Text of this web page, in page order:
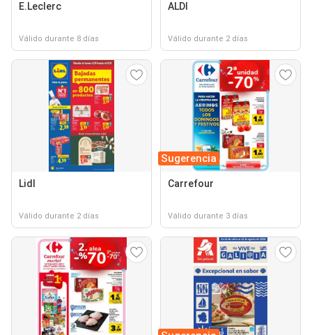
E.Leclerc
Válido durante 8 días
ALDI
Válido durante 2 días
Lidl
Válido durante 2 días
Sugerencia
Carrefour
Válido durante 3 días